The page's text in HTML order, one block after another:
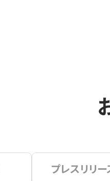
プレスリリー